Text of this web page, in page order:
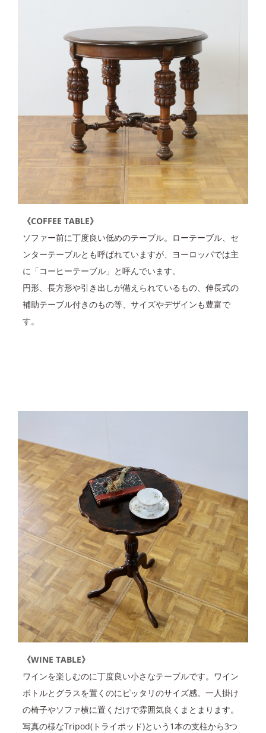
《COFFEE TABLE》
ソファー前に丁度良い低めのテーブル。ローテーブル、セ
ンターテーブルとも呼ばれていますが、ヨーロッパでは主
に「コーヒーテーブル」と呼んでいます。
円形、長方形や引き出しが備えられているもの、伸長式の
補助テーブル付きのもの等、サイズやデザインも豊富で
す。
《WINE TABLE》
ワインを楽しむのに丁度良い小さなテーブルです。ワイン
ボトルとグラスを置くのにピッタリのサイズ感。一人掛け
の椅子やソファ横に置くだけで雰囲気良くまとまります。
写真の様なTripod(トライポッド)という1本の支柱から3つ